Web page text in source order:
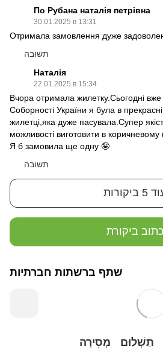
По Рубана наталія петрівна
30.01.2025 в 13:31
Отримала замовлення дуже
תשובה
Наталія
22.01.2025 в 15:34
Вчора отримала жилетку.Сьогодні
Соборності України я була в
жилетці,яка дуже пасувала.Супер
можливості виготовити в
Я б замовила ще одну 🤪
תשובה
ביקורות
כתוב ביקורת
שתף ברשתות חברתיות
מְסִירָה תַשְׁלוּם